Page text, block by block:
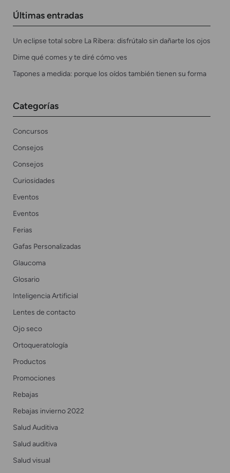
Últimas entradas
Un eclipse total sobre La Ribera: disfrútalo sin dañarte los ojos
Dime qué comes y te diré cómo ves
Tapones a medida: porque los oídos también tienen su forma
Categorías
Concursos
Consejos
Consejos
Curiosidades
Eventos
Eventos
Ferias
Gafas Personalizadas
Glaucoma
Glosario
Inteligencia Artificial
Lentes de contacto
Ojo seco
Ortoqueratología
Productos
Promociones
Rebajas
Rebajas invierno 2022
Salud Auditiva
Salud auditiva
Salud visual